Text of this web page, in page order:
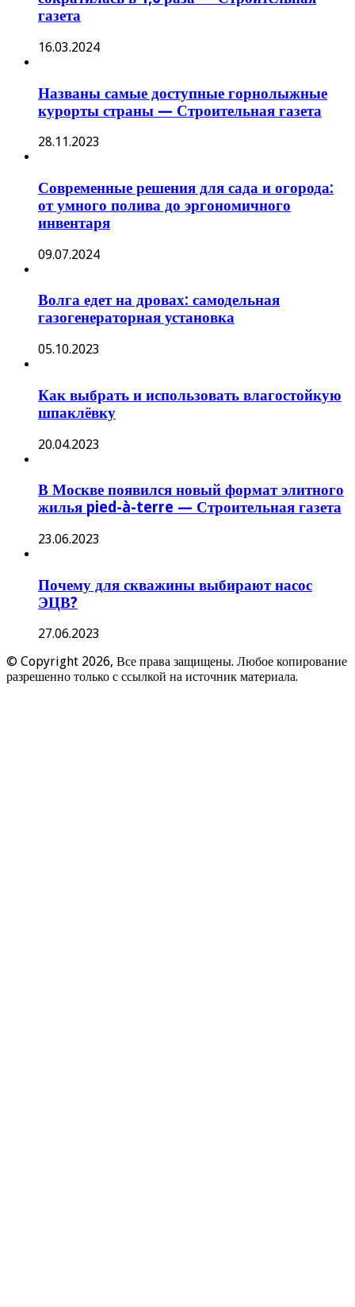
газета
16.03.2024
Названы самые доступные горнолыжные
курорты страны — Строительная газета
28.11.2023
Современные решения для сада и огорода:
от умного полива до эргономичного
инвентаря
09.07.2024
Волга едет на дровах: самодельная
газогенераторная установка
05.10.2023
Как выбрать и использовать влагостойкую
шпаклёвку
20.04.2023
В Москве появился новый формат элитного
жилья pied-à-terre — Строительная газета
23.06.2023
Почему для скважины выбирают насос
ЭЦВ?
27.06.2023
© Copyright 2026, Все права защищены. Любое копирование
разрешенно только с ссылкой на источник материала.